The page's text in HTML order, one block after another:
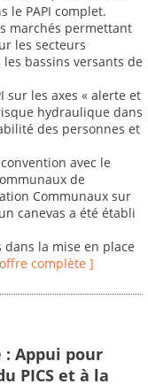
le PAPI complet.
marchés permettant
les secteurs
bassins versants de
sur les axes « alerte et
hydraulique dans
des personnes et
avec le
de
Communaux sur
canevas a été établi
la mise en place
complète ]
: Appui pour
PICS et à la